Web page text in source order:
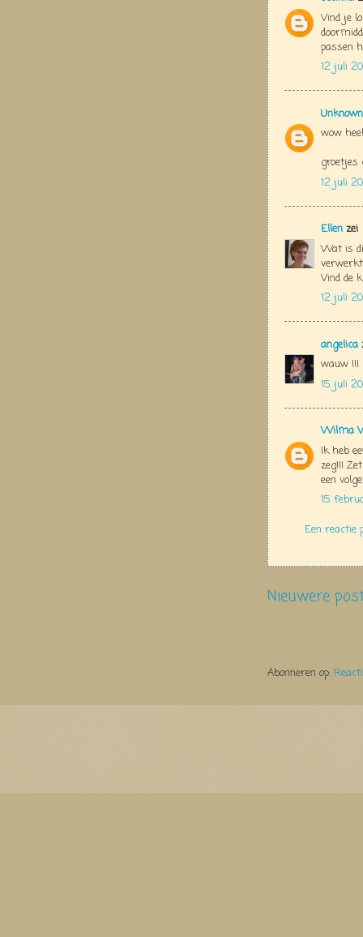
Vind je
passen
12 juli
Unknown
wow
groetjes
12 juli
Ellen zei
Wat is
Vind de
12 juli
angelica
wauw !!!
15 juli
Wilma
Ik heb
zeg!!!
een
15
Een reactie
Nieuwere
Abonneren op: